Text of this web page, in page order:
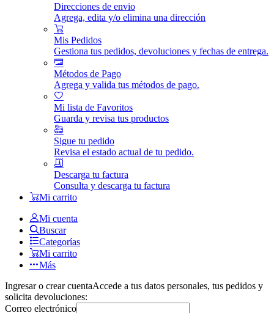
Direcciones de envio
Agrega, edita y/o elimina una dirección
Mis Pedidos
Gestiona tus pedidos, devoluciones y fechas de entrega.
Métodos de Pago
Agrega y valida tus métodos de pago.
Mi lista de Favoritos
Guarda y revisa tus productos
Sigue tu pedido
Revisa el estado actual de tu pedido.
Descarga tu factura
Consulta y descarga tu factura
Mi carrito
Mi cuenta
Buscar
Categorías
Mi carrito
Más
Ingresar o crear cuentaAccede a tus datos personales, tus pedidos y
solicita devoluciones:
Correo electrónico